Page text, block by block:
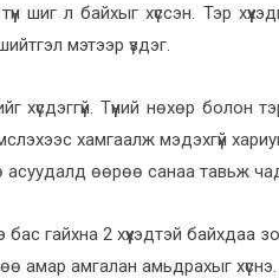
шиг л байхыг хүссэн. Тэр
шийтгэл мэтээр үздэг.
хүсдэггүй. Түүний нөхөр болон
хамгаалж мэдэхгүй
асуудалд өөрөө санаа тавьж
гайхна 2 хүүхэдтэй байхдаа
амар амгалан амьдрахыг хүснэ.